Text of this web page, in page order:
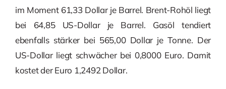
im Moment 61,33 Dollar je Barrel. Brent-Rohöl liegt
bei 64,85 US-Dollar je Barrel. Gasöl tendiert
ebenfalls stärker bei 565,00 Dollar je Tonne. Der
US-Dollar liegt schwächer bei 0,8000 Euro. Damit
kostet der Euro 1,2492 Dollar.